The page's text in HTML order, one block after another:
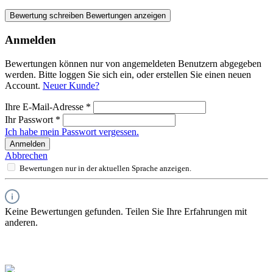
Bewertung schreiben Bewertungen anzeigen
Anmelden
Bewertungen können nur von angemeldeten Benutzern abgegeben
werden. Bitte loggen Sie sich ein, oder erstellen Sie einen neuen
Account. Neuer Kunde?
Ihre E-Mail-Adresse *
Ihr Passwort *
Ich habe mein Passwort vergessen.
Anmelden
Abbrechen
Bewertungen nur in der aktuellen Sprache anzeigen.
Keine Bewertungen gefunden. Teilen Sie Ihre Erfahrungen mit
anderen.